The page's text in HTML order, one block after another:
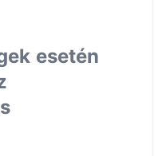
esetén